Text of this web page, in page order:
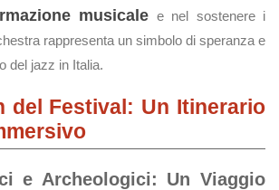
musicale e nel sostenere i
rappresenta un simbolo di speranza e
del jazz in Italia.
del Festival: Un Itinerario
e Archeologici: Un Viaggio